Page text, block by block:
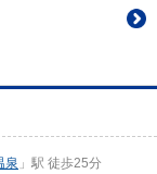
泉 」駅 徒歩25分